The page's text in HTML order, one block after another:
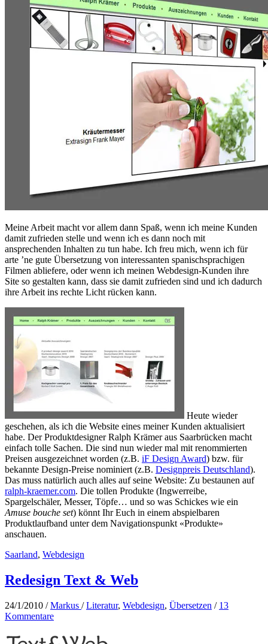
Meine Arbeit macht vor allem dann Spaß, wenn ich meine Kunden
damit zufrieden stelle und wenn ich es dann noch mit
ansprechenden Inhalten zu tun habe. Ich freu mich, wenn ich für
arte ’ne gute Übersetzung von interessanten spanischsprachigen
Filmen abliefere, oder wenn ich meinen Webdesign-Kunden ihre
Site so gestalten kann, dass sie damit zufrieden sind und ich dadurch
ihre Arbeit ins rechte Licht rücken kann.
Heute wieder
geschehen, als ich die Website eines meiner Kunden aktualisiert
habe. Der Produktdesigner Ralph Krämer aus Saarbrücken macht
einfach tolle Sachen. Die sind nun wieder mal mit renommierten
Preisen ausgezeichnet worden (z.B. iF Design Award) bzw. für
bekannte Design-Preise nominiert (z.B. Designpreis Deutschland).
Das muss natürlich auch alles auf seine Website: Zu bestaunen auf
ralph-kraemer.com. Die tollen Produkte (Ingwerreibe,
Spargelschäler, Messer, Töpfe… und so was Schickes wie ein
Amuse bouche set) könnt Ihr Euch in einem abspielbaren
Produktlaufband unter dem Navigationspunkt «Produkte»
anschauen.
Saarland, Webdesign
Redesign Text & Web
24/1/2010 /Markus /Literatur, Webdesign, Übersetzen / 13
Kommentare